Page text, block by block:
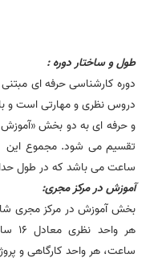
طول و ساختار دوره :
دوره کارشناسی حرفه ای
دروس نظری و مهارتی است و
و حرفه ای به دو بخش
ساعت می باشد که در طول حداقل 2 و حداکثر 3 سال قابل
آموزش در مرکز مجری: